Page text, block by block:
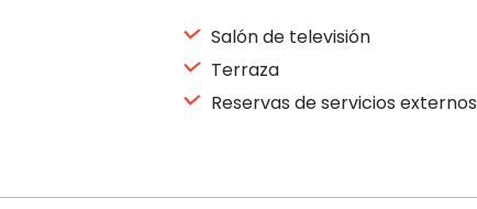
Salón de televisión
Terraza
Reservas de servicios externos